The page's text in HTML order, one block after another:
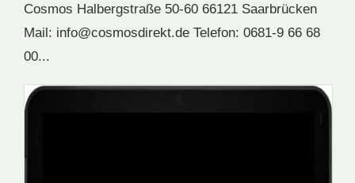
Cosmos Halbergstraße 50-60 66121 Saarbrücken
Mail: info@cosmosdirekt.de Telefon: 0681-9 66 68
00...